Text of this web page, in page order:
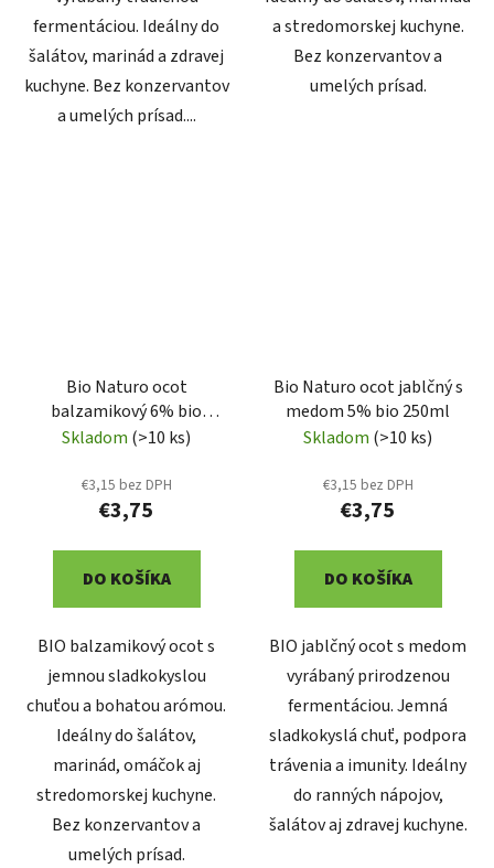
fermentáciou. Ideálny do
šalátov, marinád a zdravej
kuchyne. Bez konzervantov
a umelých prísad....
a stredomorskej kuchyne.
Bez konzervantov a
umelých prísad.
Bio Naturo ocot
balzamikový 6% bio
250ml
Skladom (>10 ks)
€3,15 bez DPH
€3,75
DO KOŠÍKA
BIO balzamikový ocot s
jemnou sladkokyslou
chuťou a bohatou arómou.
Ideálny do šalátov,
marinád, omáčok aj
stredomorskej kuchyne.
Bez konzervantov a
umelých prísad.
Bio Naturo ocot jablčný s
medom 5% bio 250ml
Skladom (>10 ks)
€3,15 bez DPH
€3,75
DO KOŠÍKA
BIO jablčný ocot s medom
vyrábaný prirodzenou
fermentáciou. Jemná
sladkokyslá chuť, podpora
trávenia a imunity. Ideálny
do ranných nápojov,
šalátov aj zdravej kuchyne.